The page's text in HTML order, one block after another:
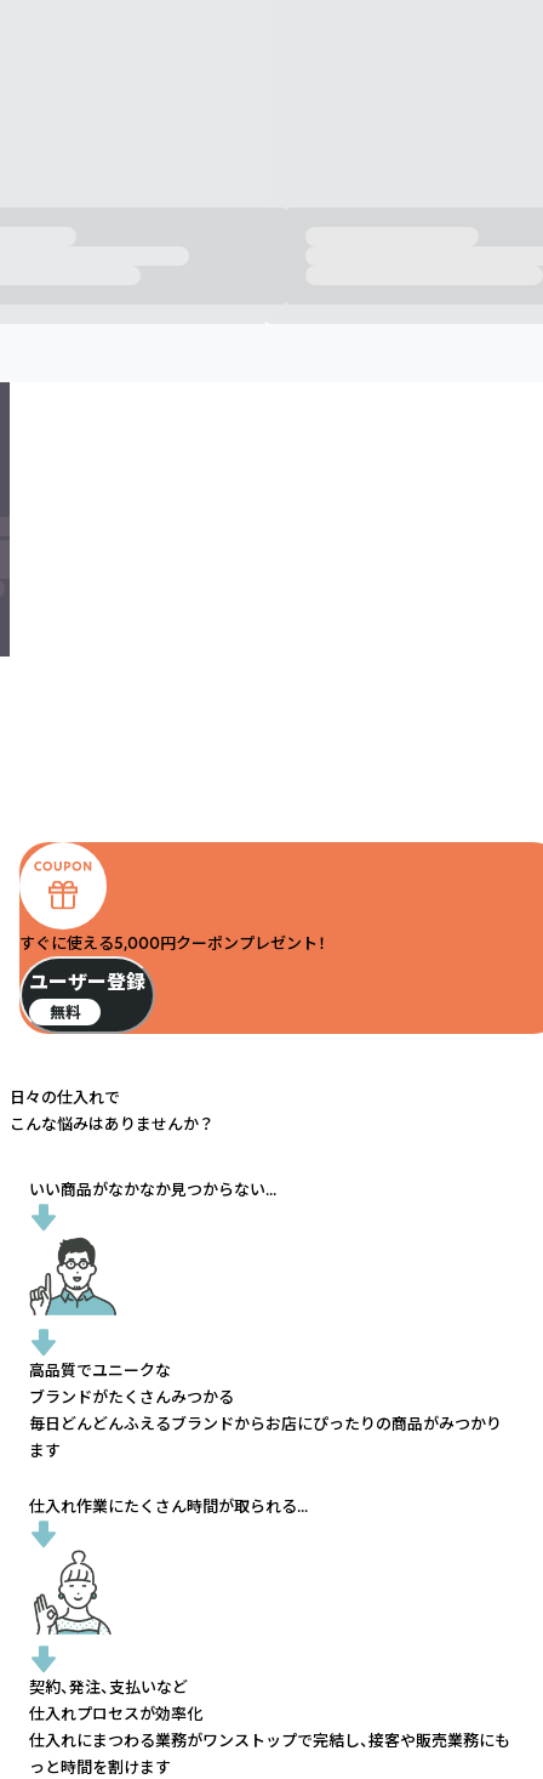
すぐに使える5,000円クーポンプレゼント！
ユーザー登録
無料
日々の仕入れで
こんな悩みはありませんか？
いい商品がなかなか見つからない...
高品質でユニークな
ブランドがたくさんみつかる
毎日どんどんふえるブランドからお店にぴったりの商品がみつかり
ます
仕入れ作業にたくさん時間が取られる...
契約、発注、支払いなど
仕入れプロセスが効率化
仕入れにまつわる業務がワンストップで完結し、接客や販売業務にも
っと時間を割けます